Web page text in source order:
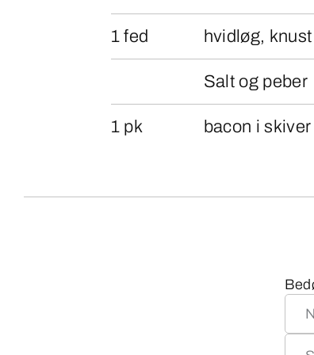
1 fed hvidløg, knust
Salt og peber
1 pk bacon i skiver